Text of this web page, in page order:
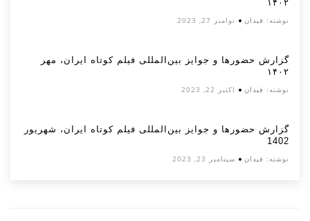
۱۴۰۲
نوشته: فیدان نوامبر 27, 2023
گزارش حضورها و جوایز بین‌المللی فیلم کوتاه ایران، مهر
۱۴۰۲
نوشته: فیدان اکتبر 22, 2023
گزارش حضورها و جوایز بین‌المللی فیلم کوتاه ایران، شهریور
1402
نوشته: فیدان سپتامبر 23, 2023